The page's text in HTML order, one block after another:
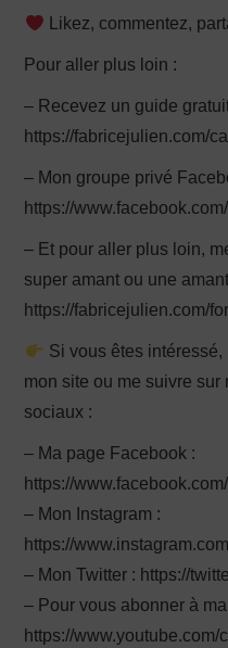
Likez, commentez,
Pour aller plus loin :
– Recevez un guide
https://fabricejulien.com/
– Mon groupe privé
https://
– Et pour aller plus loin,
super amant ou une
https://fabricejulien.com/
Si vous êtes intéressé,
mon site ou me suivre sur
sociaux :
– Ma page Facebook :
https://
– Mon Instagram :
https://
– Mon Twitter : https://
– Pour vous abonner à
https://